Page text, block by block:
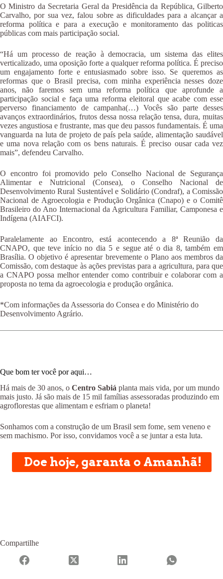
O Ministro da Secretaria Geral da Presidência da República, Gilberto
Carvalho, por sua vez, falou sobre as dificuldades para a alcançar a
reforma política e para a execução e monitoramento das politicas
públicas com mais participação social.
“Há um processo de reação à democracia, um sistema das elites
verticalizado, uma oposição forte a qualquer reforma política. É preciso
um engajamento forte e entusiasmado sobre isso. Se queremos as
reformas que o Brasil precisa, com minha experiência nesses doze
anos, não faremos sem uma reforma política que aprofunde a
participação social e faça uma reforma eleitoral que acabe com esse
perverso financiamento de campanha(…) Vocês são parte desses
avanços extraordinários, frutos dessa nossa relação tensa, dura, muitas
vezes angustiosa e frustrante, mas que deu passos fundamentais. É uma
vanguarda na luta de projeto de país pela saúde, alimentação saudável
e uma nova relação com os bens naturais. É preciso ousar cada vez
mais”, defendeu Carvalho.
O encontro foi promovido pelo Conselho Nacional de Segurança
Alimentar e Nutricional (Consea), o Conselho Nacional de
Desenvolvimento Rural Sustentável e Solidário (Condraf), a Comissão
Nacional de Agroecologia e Produção Orgânica (Cnapo) e o Comitê
Brasileiro do Ano Internacional da Agricultura Familiar, Camponesa e
Indígena (AIAFCI).
Paralelamente ao Encontro, está acontecendo a 8ª Reunião da
CNAPO, que teve início no dia 5 e segue até o dia 8, também em
Brasília. O objetivo é apresentar brevemente o Plano aos membros da
Comissão, com destaque às ações previstas para a agricultura, para que
a CNAPO possa melhor entender como contribuir e colaborar com a
proposta no tema da agroecologia e produção orgânica.
*Com informações da Assessoria do Consea e do Ministério do
Desenvolvimento Agrário.
Que bom ter você por aqui…
Há mais de 30 anos, o Centro Sabiá planta mais vida, por um mundo
mais justo. Já são mais de 15 mil famílias assessoradas produzindo em
agroflorestas que alimentam e esfriam o planeta!
Sonhamos com a construção de um Brasil sem fome, sem veneno e
sem machismo. Por isso, convidamos você a se juntar a esta luta.
Doe hoje, garanta o Amanhã!
Compartilhe